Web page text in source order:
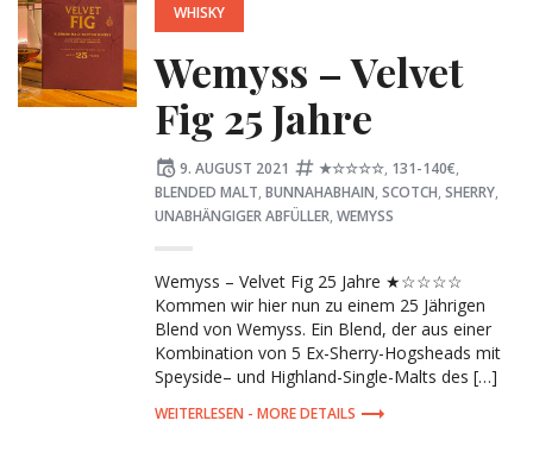
WHISKY
Wemyss – Velvet
Fig 25 Jahre
Posted
on
9. AUGUST 2021 Tagged:
★☆☆☆☆, 131-140€,
BLENDED MALT, BUNNAHABHAIN, SCOTCH, SHERRY,
UNABHÄNGIGER ABFÜLLER, WEMYSS
Wemyss – Velvet Fig 25 Jahre ★☆☆☆☆
Kommen wir hier nun zu einem 25 Jährigen
Blend von Wemyss. Ein Blend, der aus einer
Kombination von 5 Ex-Sherry-Hogsheads mit
Speyside– und Highland-Single-Malts des […]
MORE DETAILS